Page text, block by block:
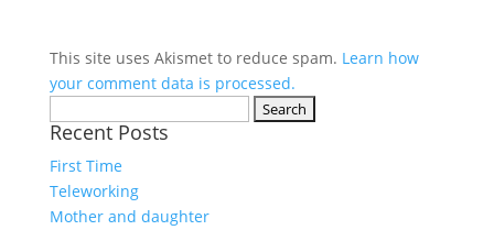
This site uses Akismet to reduce spam. Learn how
your comment data is processed.
for:
Recent Posts
First Time
Teleworking
Mother and daughter